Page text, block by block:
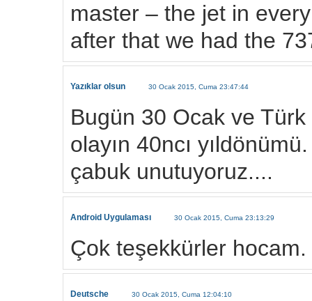
master – the jet in
after that we had the
Yazıklar olsun 30 Ocak 2015, Cuma 23:47:44
Bugün 30 Ocak ve Türk
olayın 40ncı
çabuk unutuyoruz....
Android Uygulaması 30 Ocak 2015, Cuma 23:13:29
Çok teşekkürler hocam.
Deutsche 30 Ocak 2015, Cuma 12:04:10